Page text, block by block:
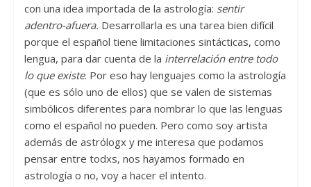
con una idea importada de la astrología: sentir
adentro-afuera. Desarrollarla es una tarea bien difícil
porque el español tiene limitaciones sintácticas, como
lengua, para dar cuenta de la interrelación entre todo
lo que existe. Por eso hay lenguajes como la astrología
(que es sólo uno de ellos) que se valen de sistemas
simbólicos diferentes para nombrar lo que las lenguas
como el español no pueden. Pero como soy artista
además de astrólogx y me interesa que podamos
pensar entre todxs, nos hayamos formado en
astrología o no, voy a hacer el intento.